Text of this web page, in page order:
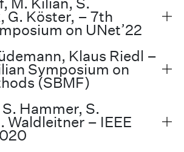
G. Köster, – 7th
on UNet’22
Klaus Riedl –
Symposium on
(SBMF)
Hammer, S.
Waldleitner – IEEE